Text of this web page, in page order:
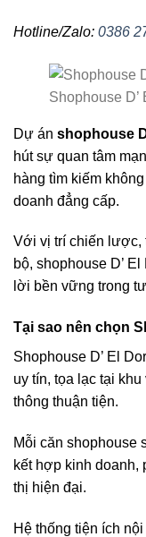
Hotline/Zalo: 0386
Shophouse D’
Dự án shophouse
hút sự quan tâm
hàng tìm kiếm
doanh đẳng cấp.
Với vị trí chiến lược,
bộ, shophouse D’
lời bền vững trong
Tại sao nên chọn
Shophouse D’ El
uy tín, tọa lạc tại
thông thuận tiện.
Mỗi căn shophouse
kết hợp kinh
thị hiện đại.
Hệ thống tiện ích